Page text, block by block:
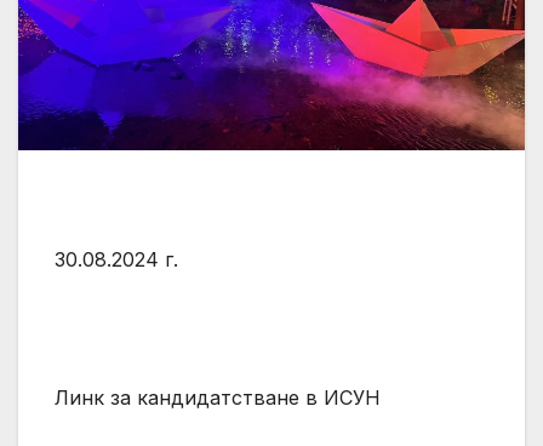
30.08.2024 г.
Линк за кандидатстване в ИСУН